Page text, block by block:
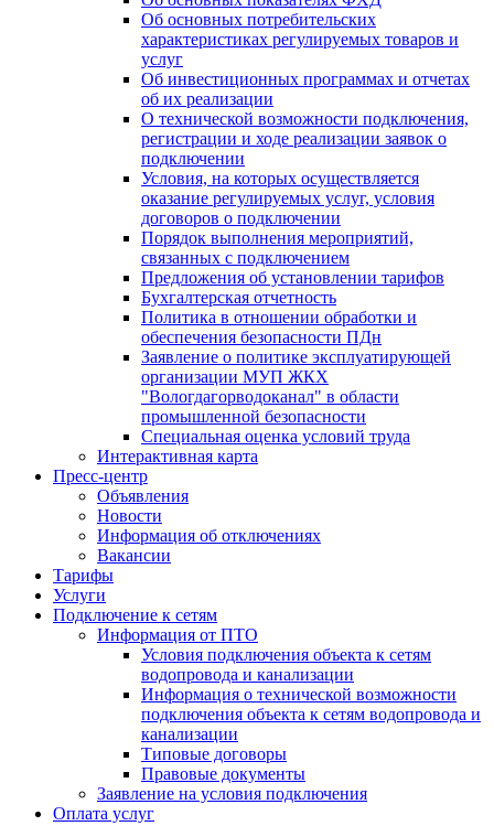
Об основных потребительских
характеристиках регулируемых товаров и
услуг
Об инвестиционных программах и отчетах
об их реализации
О технической возможности подключения,
регистрации и ходе реализации заявок о
подключении
Условия, на которых осуществляется
оказание регулируемых услуг, условия
договоров о подключении
Порядок выполнения мероприятий,
связанных с подключением
Предложения об установлении тарифов
Бухгалтерская отчетность
Политика в отношении обработки и
обеспечения безопасности ПДн
Заявление о политике эксплуатирующей
организации МУП ЖКХ
"Вологдагорводоканал" в области
промышленной безопасности
Специальная оценка условий труда
Интерактивная карта
Пресс-центр
Объявления
Новости
Информация об отключениях
Вакансии
Тарифы
Услуги
Подключение к сетям
Информация от ПТО
Условия подключения объекта к сетям
водопровода и канализации
Информация о технической возможности
подключения объекта к сетям водопровода и
канализации
Типовые договоры
Правовые документы
Заявление на условия подключения
Оплата услуг